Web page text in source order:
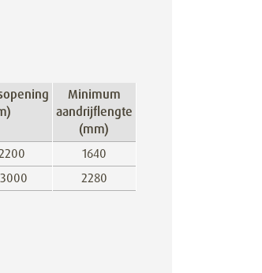
Minimum
aandrijflengte
(mm)
1640
2280